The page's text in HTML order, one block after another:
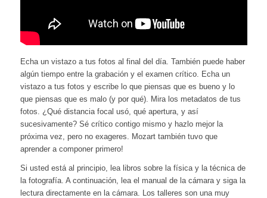
Echa un vistazo a tus fotos al final del día. También puede haber
algún tiempo entre la grabación y el examen crítico. Echa un
vistazo a tus fotos y escribe lo que piensas que es bueno y lo
que piensas que es malo (y por qué). Mira los metadatos de tus
fotos. ¿Qué distancia focal usó, qué apertura, y así
sucesivamente? Sé crítico contigo mismo y hazlo mejor la
próxima vez, pero no exageres. Mozart también tuvo que
aprender a componer primero!
Si usted está al principio, lea libros sobre la física y la técnica de
la fotografía. A continuación, lea el manual de la cámara y siga la
lectura directamente en la cámara. Los talleres son una muy